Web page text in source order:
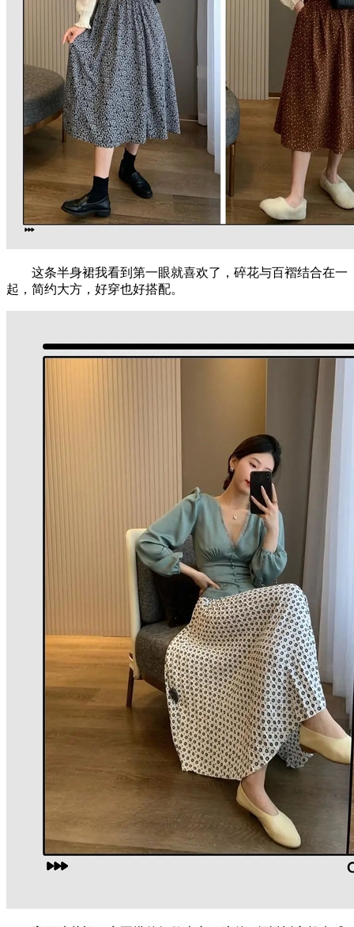
这条半身裙我看到第一眼就喜欢了，碎花与百褶结合在一
起，简约大方，好穿也好搭配。